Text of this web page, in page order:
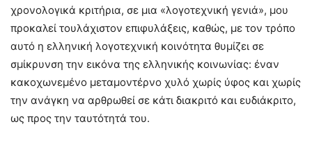
χρονολογικά κριτήρια, σε μια «λογοτεχνική γενιά», μου
προκαλεί τουλάχιστον επιφυλάξεις, καθώς, με τον τρόπο
αυτό η ελληνική λογοτεχνική κοινότητα θυμίζει σε
σμίκρυνση την εικόνα της ελληνικής κοινωνίας: έναν
κακοχωνεμένο μεταμοντέρνο χυλό χωρίς ύφος και χωρίς
την ανάγκη να αρθρωθεί σε κάτι διακριτό και ευδιάκριτο,
ως προς την ταυτότητά του.